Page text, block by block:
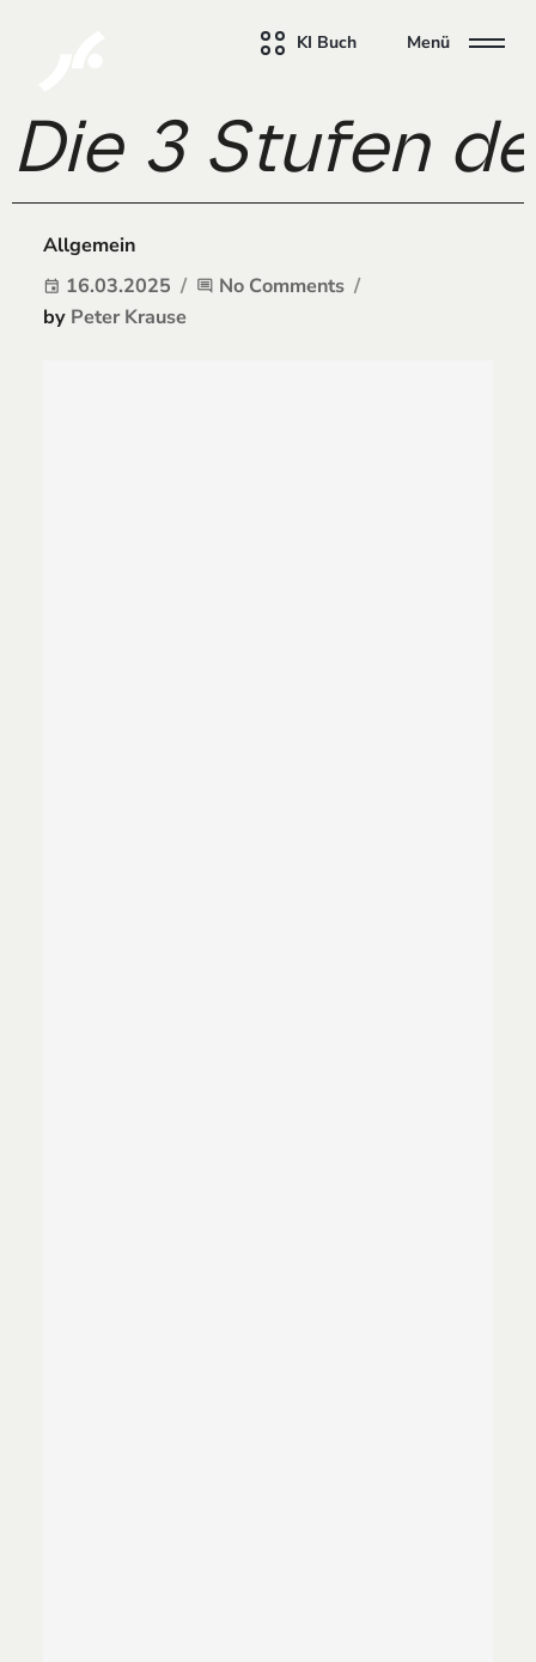
KI Buch Menü
Die 3 Stufen
Allgemein
event 16.03.2025 comment No Comments
by Peter Krause